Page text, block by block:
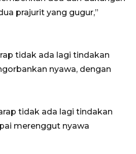
prajurit yang gugur,”
tidak ada lagi tindakan
nyawa, dengan
tidak ada lagi tindakan
merenggut nyawa